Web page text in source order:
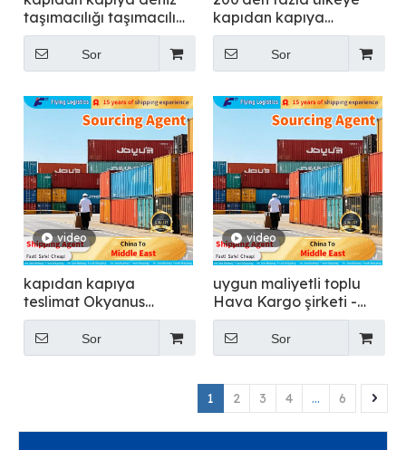
taşımacılığı taşımacılığı
- Uçan
Sor
kapıdan kapıya
uluslararası hava
taşımacılığı - Uçan
Sor
video
kapıdan kapıya
teslimat Okyanus
taşımacılığı - Uçan
Sor
video
uygun maliyetli toplu
Hava Kargo şirketi -
Uçan
Sor
1 2 3 4 ... 6